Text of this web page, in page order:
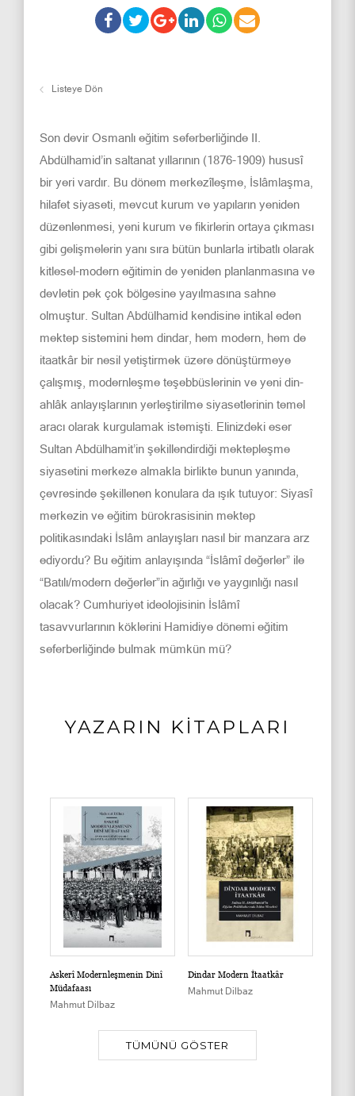
Listeye Dön
Son devir Osmanlı eğitim seferberliğinde II.
Abdülhamid’in saltanat yıllarının (1876-1909) hususî
bir yeri vardır. Bu dönem merkezîleşme, İslâmlaşma,
hilafet siyaseti, mevcut kurum ve yapıların yeniden
düzenlenmesi, yeni kurum ve fikirlerin ortaya çıkması
gibi gelişmelerin yanı sıra bütün bunlarla irtibatlı olarak
kitlesel-modern eğitimin de yeniden planlanmasına ve
devletin pek çok bölgesine yayılmasına sahne
olmuştur. Sultan Abdülhamid kendisine intikal eden
mektep sistemini hem dindar, hem modern, hem de
itaatkâr bir nesil yetiştirmek üzere dönüştürmeye
çalışmış, modernleşme teşebbüslerinin ve yeni din-
ahlâk anlayışlarının yerleştirilme siyasetlerinin temel
aracı olarak kurgulamak istemişti. Elinizdeki eser
Sultan Abdülhamit’in şekillendirdiği mektepleşme
siyasetini merkeze almakla birlikte bunun yanında,
çevresinde şekillenen konulara da ışık tutuyor: Siyasî
merkezin ve eğitim bürokrasisinin mektep
politikasındaki İslâm anlayışları nasıl bir manzara arz
ediyordu? Bu eğitim anlayışında “İslâmî değerler” ile
“Batılı/modern değerler”in ağırlığı ve yaygınlığı nasıl
olacak? Cumhuriyet ideolojisinin İslâmî
tasavvurlarının köklerini Hamidiye dönemi eğitim
seferberliğinde bulmak mümkün mü?
YAZARIN KİTAPLARI
Askerî Modernleşmenin Dinî
Müdafaası
Mahmut Dilbaz
Dindar Modern İtaatkâr
Mahmut Dilbaz
TÜMÜNÜ GÖSTER